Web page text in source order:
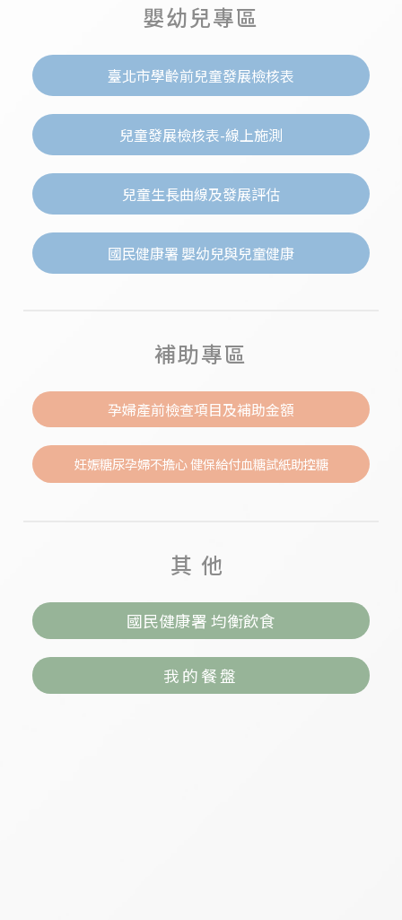
嬰幼兒專區
臺北市學齡前兒童發展檢核表
兒童發展檢核表-線上施測
兒童生長曲線及發展評估
國民健康署 嬰幼兒與兒童健康
補助專區
孕婦產前檢查項目及補助金額
妊娠糖尿孕婦不擔心 健保給付血糖試紙助控糖
其他
國民健康署 均衡飲食
我的餐盤